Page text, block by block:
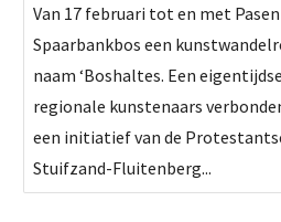
Van 17 februari tot en met
Spaarbankbos een
naam ‘Boshaltes. Een
regionale kunstenaars
een initiatief van de
Stuifzand-Fluitenberg...